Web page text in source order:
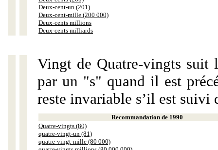
Deux-cent-un (201)
Deux-cent-mille (200 000)
Deux-cents millions
Deux-cents milliards
Vingt de Quatre-vingts suit
par un "s" quand il est
reste invariable s’il est suivi
Recommandation de 1990
Quatre-vingts (80)
quatre-vingt-un (81)
quatre-vingt-mille (80 000)